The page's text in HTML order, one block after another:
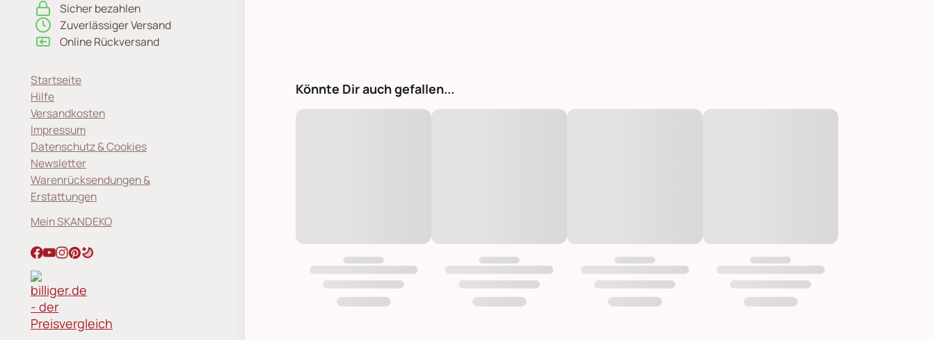
Sicher bezahlen
Zuverlässiger Versand
Online Rückversand
Startseite
Hilfe
Versandkosten
Impressum
Datenschutz & Cookies
Newsletter
Warenrücksendungen &
Erstattungen
Mein SKANDEKO
Könnte Dir auch gefallen...